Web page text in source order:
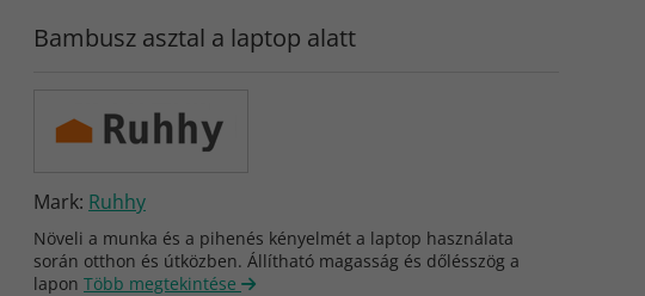
Bambusz asztal a laptop alatt
Mark: Ruhhy
Növeli a munka és a pihenés kényelmét a laptop használata
során otthon és útközben. Állítható magasság és dőlésszög a
lapon Több megtekintése